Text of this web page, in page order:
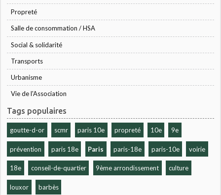
Propreté
Salle de consommation / HSA
Social & solidarité
Transports
Urbanisme
Vie de l'Association
Tags populaires
goutte-d-or scmr paris 10e propreté 10e 9e
prévention paris 18e Paris paris-18e paris-10e voirie
18e conseil-de-quartier 9ème arrondissement culture
louxor barbès